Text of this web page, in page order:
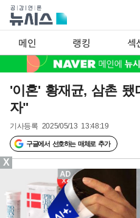
메인 랭킹 섹
'이혼' 황재균, 삼촌
자"
기사등록 2025/05/13 13:48:19
구글에서 선호하는 매체로 추가
X